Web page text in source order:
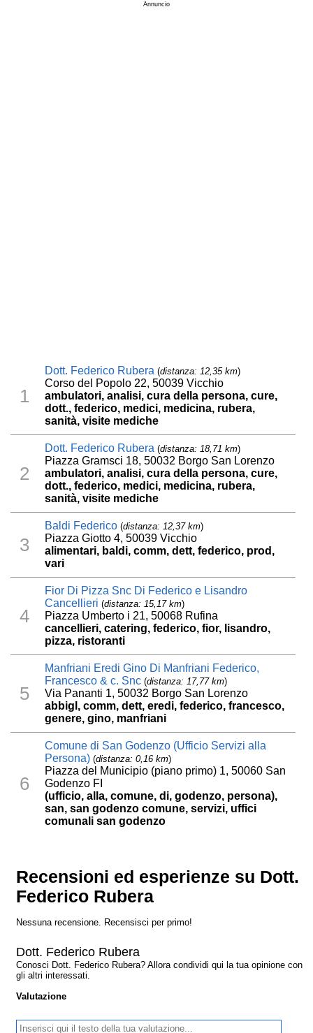
Annuncio
1
Dott. Federico Rubera (distanza: 12,35 km)
Corso del Popolo 22, 50039 Vicchio
ambulatori, analisi, cura della persona, cure,
dott., federico, medici, medicina, rubera,
sanità, visite mediche
2
Dott. Federico Rubera (distanza: 18,71 km)
Piazza Gramsci 18, 50032 Borgo San Lorenzo
ambulatori, analisi, cura della persona, cure,
dott., federico, medici, medicina, rubera,
sanità, visite mediche
3
Baldi Federico (distanza: 12,37 km)
Piazza Giotto 4, 50039 Vicchio
alimentari, baldi, comm, dett, federico, prod,
vari
4
Fior Di Pizza Snc Di Federico e Lisandro
Cancellieri (distanza: 15,17 km)
Piazza Umberto i 21, 50068 Rufina
cancellieri, catering, federico, fior, lisandro,
pizza, ristoranti
5
Manfriani Eredi Gino Di Manfriani Federico,
Francesco & c. Snc (distanza: 17,77 km)
Via Pananti 1, 50032 Borgo San Lorenzo
abbigl, comm, dett, eredi, federico, francesco,
genere, gino, manfriani
6
Comune di San Godenzo (Ufficio Servizi alla
Persona) (distanza: 0,16 km)
Piazza del Municipio (piano primo) 1, 50060 San
Godenzo FI
(ufficio, alla, comune, di, godenzo, persona),
san, san godenzo comune, servizi, uffici
comunali san godenzo
Recensioni ed esperienze su Dott.
Federico Rubera
Nessuna recensione. Recensisci per primo!
Dott. Federico Rubera
Conosci Dott. Federico Rubera? Allora condividi qui la tua opinione con
gli altri interessati.
Valutazione